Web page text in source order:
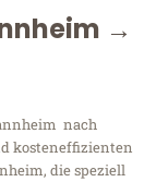
→
nach
kosteneffizienten
die speziell